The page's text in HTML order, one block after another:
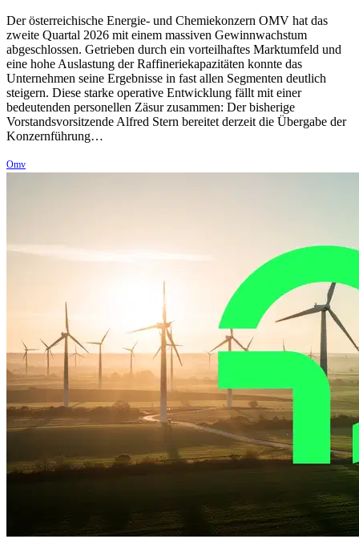
Der österreichische Energie- und Chemiekonzern OMV hat das
zweite Quartal 2026 mit einem massiven Gewinnwachstum
abgeschlossen. Getrieben durch ein vorteilhaftes Marktumfeld und
eine hohe Auslastung der Raffineriekapazitäten konnte das
Unternehmen seine Ergebnisse in fast allen Segmenten deutlich
steigern. Diese starke operative Entwicklung fällt mit einer
bedeutenden personellen Zäsur zusammen: Der bisherige
Vorstandsvorsitzende Alfred Stern bereitet derzeit die Übergabe der
Konzernführung…
Omv